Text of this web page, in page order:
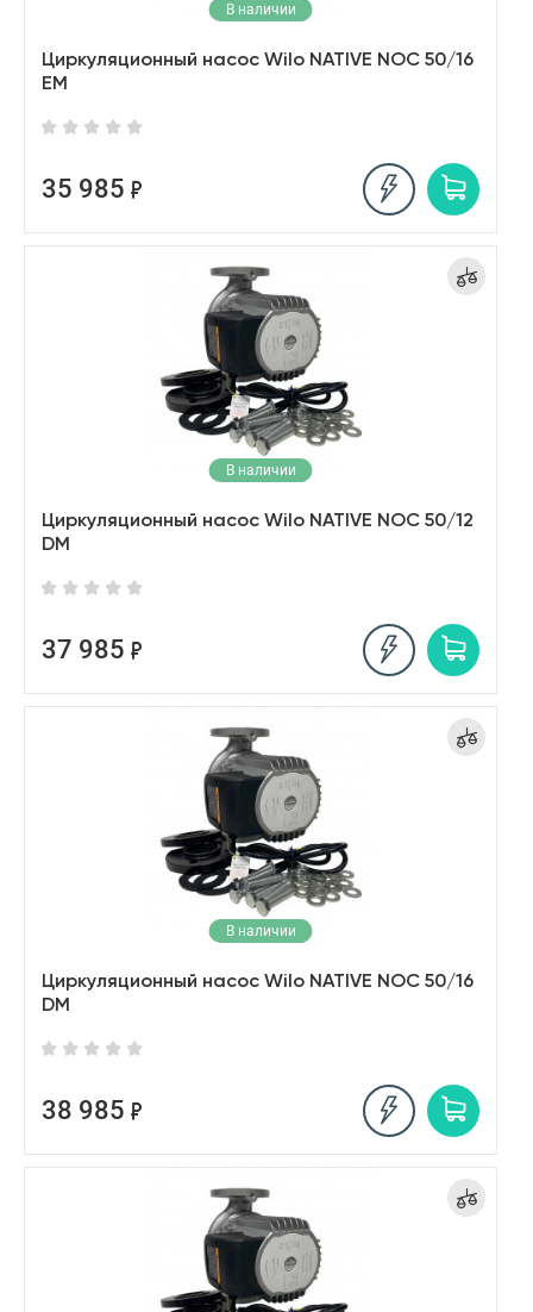
В наличии
Циркуляционный насос Wilo NATIVE NOC 50/16
EM
35 985
В наличии
Циркуляционный насос Wilo NATIVE NOC 50/12
DM
37 985
В наличии
Циркуляционный насос Wilo NATIVE NOC 50/16
DM
38 985